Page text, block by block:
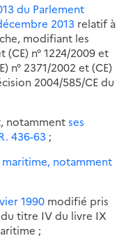
du Parlement
2013 relatif à
modifiant les
(CE) n° 1224/2009 et
n° 2371/2002 et (CE)
2004/585/CE du
notammentses
436-63 ;
notamment
1990 modifié pris
titre IV du livre IX
;